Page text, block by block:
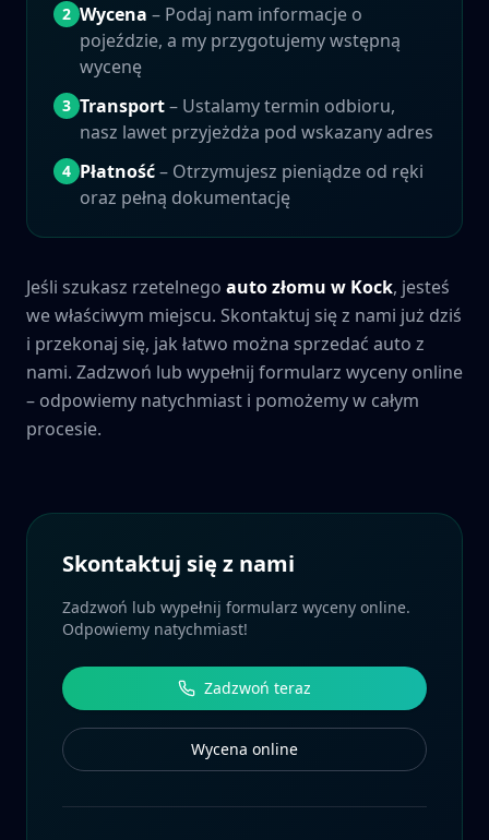
2 Wycena – Podaj nam informacje o
pojeździe, a my przygotujemy wstępną
wycenę
3 Transport– Ustalamy termin odbioru,
nasz lawet przyjeżdża pod wskazany adres
4 Płatność– Otrzymujesz pieniądze od ręki
oraz pełną dokumentację
Jeśli szukasz rzetelnego auto złomu w Kock, jesteś
we właściwym miejscu. Skontaktuj się z nami już dziś
i przekonaj się, jak łatwo można sprzedać auto z
nami. Zadzwoń lub wypełnij formularz wyceny online
– odpowiemy natychmiast i pomożemy w całym
procesie.
Skontaktuj się z nami
Zadzwoń lub wypełnij formularz wyceny online.
Odpowiemy natychmiast!
Zadzwoń teraz
Wycena online